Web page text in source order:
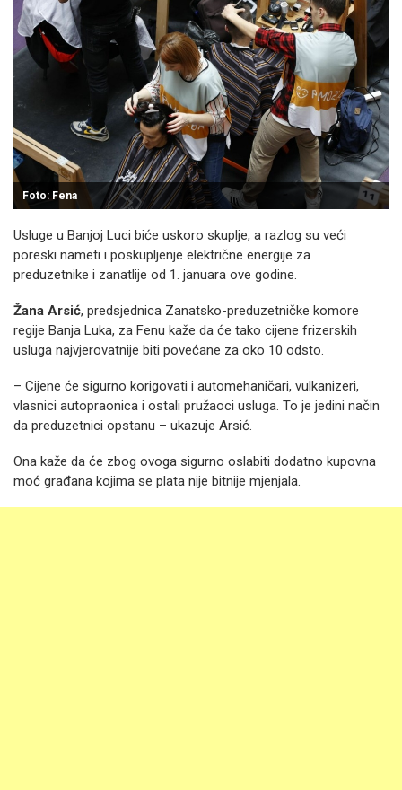
Foto: Fena
Usluge u Banjoj Luci biće uskoro skuplje, a razlog su veći
poreski nameti i poskupljenje električne energije za
preduzetnike i zanatlije od 1. januara ove godine.
Žana Arsić, predsjednica Zanatsko-preduzetničke komore
regije Banja Luka, za Fenu kaže da će tako cijene frizerskih
usluga najvjerovatnije biti povećane za oko 10 odsto.
– Cijene će sigurno korigovati i automehaničari, vulkanizeri,
vlasnici autopraonica i ostali pružaoci usluga. To je jedini način
da preduzetnici opstanu – ukazuje Arsić.
Ona kaže da će zbog ovoga sigurno oslabiti dodatno kupovna
moć građana kojima se plata nije bitnije mjenjala.